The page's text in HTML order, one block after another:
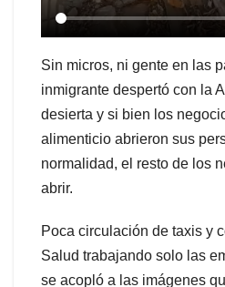
Sin micros, ni gente en las
inmigrante despertó con la
desierta y si bien los
alimenticio abrieron sus
normalidad, el resto de los
abrir.
Poca circulación de taxis y
Salud trabajando solo las
se acopló a las imágenes